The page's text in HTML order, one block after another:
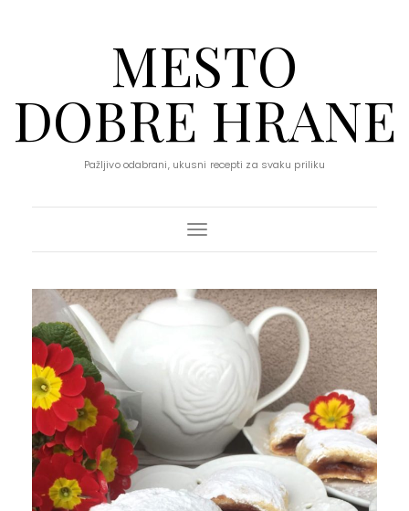
MESTO
DOBRE HRANE
Pažljivo odabrani, ukusni recepti za svaku priliku
Toggle Navigation